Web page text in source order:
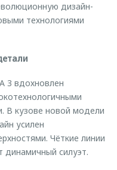
дизайн-
технологиями
3 вдохновлен
В кузове новой модели
усилен
Чёткие линии
силуэт.